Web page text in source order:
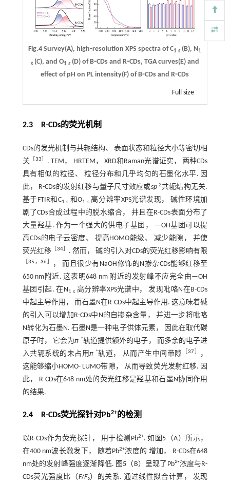
Fig.4 Survey(A), high⁃resolution XPS spectra of C1 s (B), N1
s(C), and O1 s(D) of B⁃CDs and R⁃CDs, TGA curves(E) and
effect of pH on PL intensity(F) of B⁃CDs and R⁃CDs
Full size
2.3 R-CDs的荧光机制
CDs的发光机制与共轭结构、 表面状态和粒径大小等密切相
关
33
. TEM， HRTEM， XRD和Raman光谱证实， 两种CDs
具有相似的粒径、 粒径分布和几乎均匀的石墨化水平. 因
此， R-CDs的发射红移与量子尺寸效应或sp 2共轭结构无关.
基于FTIR和C1 s 和O1 s高分辨率XPS光谱发现， 碱性环境加
剧了CDs合成过程中的脱水缩合， 并且在R-CDs表面分布了
大量羟基. 作为一个强大的供电子基团， —OH基团可以提
高CDs的电子云密度、 提高HOMO能级、 减少能隙， 并使
荧光红移
34］ . 然而， 碱的引入对CDs的荧光红移影响有限
［35 ，36
， 而且很少有NaOH修饰的N掺杂CDs能够红移至
650 nm附近. 这表明648 nm 附近的发射峰不应完全由—OH
基团引起. 在N1 s 高分辨率XPS光谱中， 发现吡咯N在B-CDs
中起主导作用， 而石墨N在R-CDs中起主导作用. 这意味着碱
的引入可以增加R-CDs中N的自掺杂含量， 并进一步将吡咯
N转化为石墨N. 石墨N是一种电子供体元素， 因此在取代碳
原子时， 它会为π *轨道提供额外的电子， 而多余的电子进
入共轭系统的未占用π *轨道， 从而产生中间带隙 ［37
，
这能够缩小HOMO- LUMO带隙， 从而导致荧光发射红移. 因
此， R-CDs在648 nm处的荧光红移是羟基和石墨N协同作用
的结果.
2.4 R-CDs荧光探针对Pb2+的检测
以R-CDs作为荧光探针， 用于检测Pb2+. 如 图5 （A）所示，
在400 nm波长激发下， 随着Pb2+浓度的 增加， R-CDs在648
nm处的发射峰强度逐渐降低. 图5 （B）呈现了Pb²⁺浓度与R-
CDs荧光强度比（F/F₀）的关系. 通过线性拟合计算， 发现